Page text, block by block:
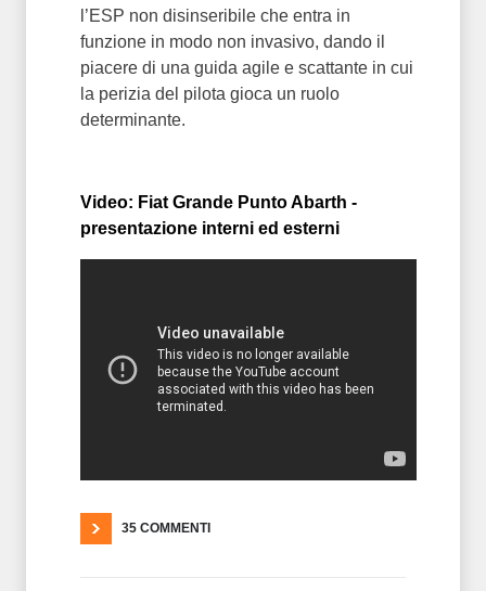
l’ESP non disinseribile che entra in
funzione in modo non invasivo, dando il
piacere di una guida agile e scattante in cui
la perizia del pilota gioca un ruolo
determinante.
Video: Fiat Grande Punto Abarth -
presentazione interni ed esterni
35 COMMENTI